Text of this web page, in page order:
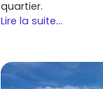
quartier.
Lire la suite...